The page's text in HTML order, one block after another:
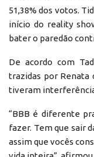
51,38% dos votos.
início do reality
bater o paredão
De acordo com
trazidas por Renata
tiveram
“BBB é diferente
fazer. Tem que sair
assim que vocês